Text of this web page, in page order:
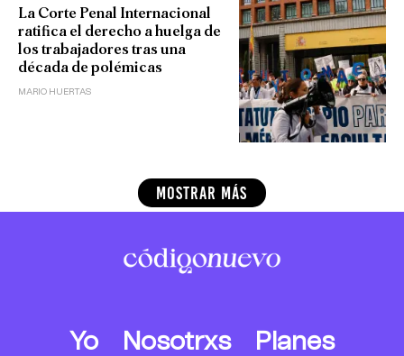
La Corte Penal Internacional
ratifica el derecho a huelga de
los trabajadores tras una
década de polémicas
MARIO HUERTAS
MOSTRAR MÁS
Yo Nosotrxs
Planes